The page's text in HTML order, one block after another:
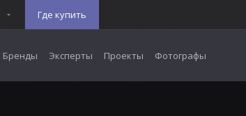
Где купить
Бренды Эксперты Проекты Фотографы